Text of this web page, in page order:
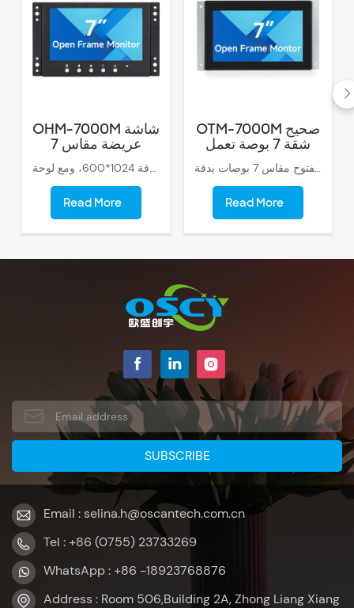
OHM-7000M شاشة
عريضة مقاس 7
بوصات 16: 9 شاشة
مفتوحة الإطار
Read More
OTM-7000M صحيح
شقة 7 بوصة تعمل
باللمس مراقب
Read More
Email : selina.h@oscantech.com.cn
Tel : +86 (0755) 23733269
WhatsApp : +86 -18923768876
Address : Room 506,Building 2A, Zhong Liang Xiang